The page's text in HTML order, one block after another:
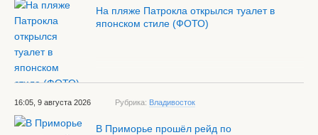
На пляже Патрокла открылся туалет в
японском стиле (ФОТО)
16:05, 9 августа 2026 Рубрика: Владивосток
В Приморье прошёл рейд по